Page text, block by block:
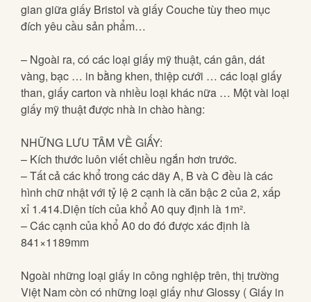
gian giữa giấy Bristol và giấy Couche tùy theo mục
đích yêu cầu sản phẩm…
– Ngoài ra, có các loại giấy mỹ thuật, cán gân, dát
vàng, bạc … in bằng khen, thiệp cưới … các loại giấy
than, giấy carton và nhiều loại khác nữa … Một vài loại
giấy mỹ thuật được nhà in chào hàng:
NHỮNG LƯU TÂM VỀ GIẤY:
– Kích thước luôn viết chiều ngắn hơn trước.
– Tất cả các khổ trong các dãy A, B và C đều là các
hình chữ nhật với tỷ lệ 2 cạnh là căn bậc 2 của 2, xấp
xỉ 1.414.Diện tích của khổ A0 quy định là 1m².
– Các cạnh của khổ A0 do đó được xác định là
841×1189mm
Ngoài những loại giấy in công nghiệp trên, thị trường
Việt Nam còn có những loại giấy như Glossy ( Giấy in